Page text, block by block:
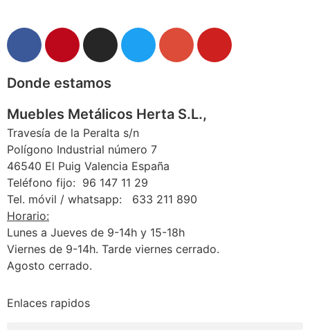
Donde estamos
Muebles Metálicos Herta S.L.,
Travesía de la Peralta s/n
Polígono Industrial número 7
46540 El Puig Valencia España
Teléfono fijo: 96 147 11 29
Tel. móvil / whatsapp: 633 211 890
Horario:
Lunes a Jueves de 9-14h y 15-18h
Viernes de 9-14h. Tarde viernes cerrado.
Agosto cerrado.
Enlaces rapidos